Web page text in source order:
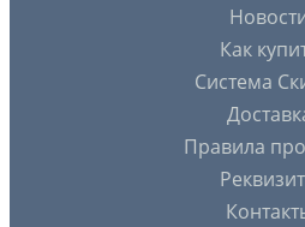
Как
Система
Правила